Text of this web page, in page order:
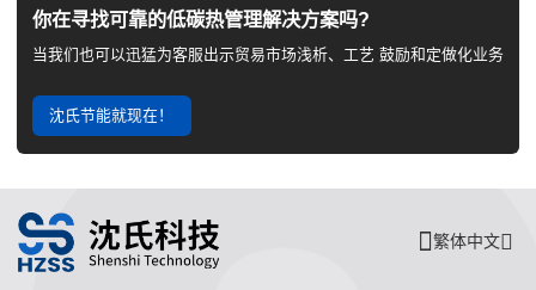
你在寻找可靠的低碳热管理解决方案吗?
当我们也可以迅猛为客服出示贸易市场浅析、工艺 鼓励和定做化业务
沈氏节能就现在！
繁体中文